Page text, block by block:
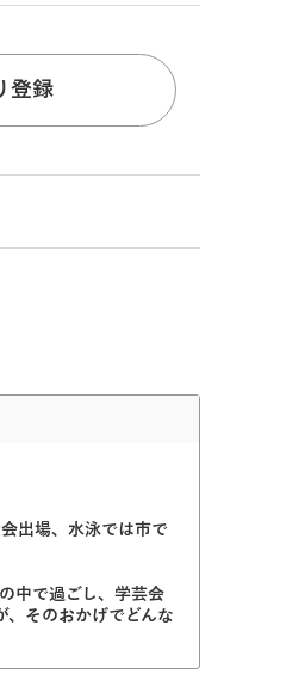
登録
出場、水泳では市で
中で過ごし、学芸会
、そのおかげでどんな